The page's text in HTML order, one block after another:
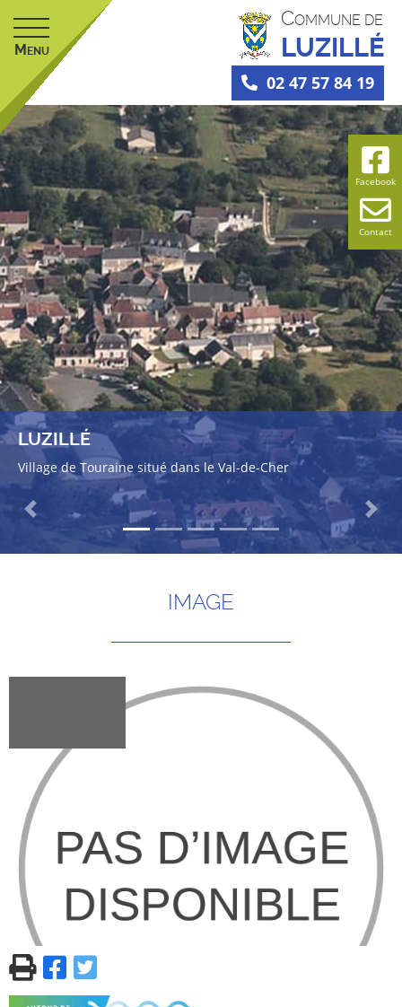
Facebook
Contact
M ENU
COMMUNE DE
LUZILLÉ
02 47 57 84 19
LUZILLÉ
Village de Touraine situé dans le Val-de-Cher
Previous Next
IMAGE